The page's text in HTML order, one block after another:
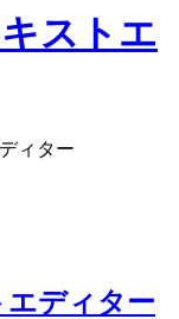
ストエ
ィター
エディター